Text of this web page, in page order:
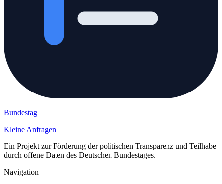
Bundestag
Kleine Anfragen
Ein Projekt zur Förderung der politischen Transparenz und Teilhabe
durch offene Daten des Deutschen Bundestages.
Navigation